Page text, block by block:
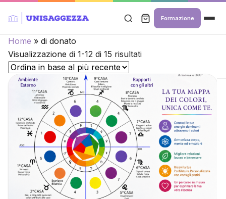
Formazione
Home » di donato
Visualizzazione di 1-12 di 15 risultatiOrdina
base
recente